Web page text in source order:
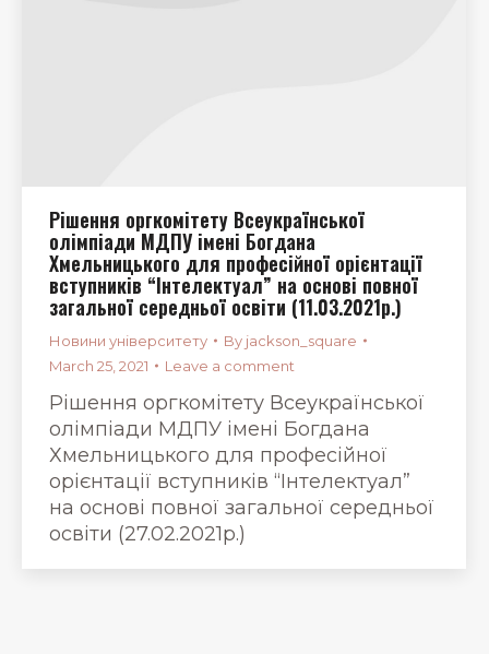
Рішення оргкомітету Всеукраїнської
олімпіади МДПУ імені Богдана
Хмельницького для професійної орієнтації
вступників “Інтелектуал” на основі повної
загальної середньої освіти (11.03.2021р.)
Новини університету By jackson_square
March 25, 2021
Leave a comment
Рішення оргкомітету Всеукраїнської
олімпіади МДПУ імені Богдана
Хмельницького для професійної
орієнтації вступників “Інтелектуал”
на основі повної загальної середньої
освіти (27.02.2021р.)